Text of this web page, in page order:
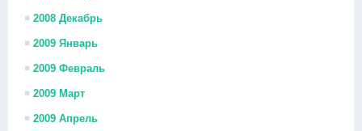
2008 Декабрь
2009 Январь
2009 Февраль
2009 Март
2009 Апрель